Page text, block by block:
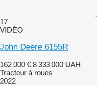
17
VIDÉO
John Deere 6155R
162 000 € 8 333 000 UAH
Tracteur à roues
2022